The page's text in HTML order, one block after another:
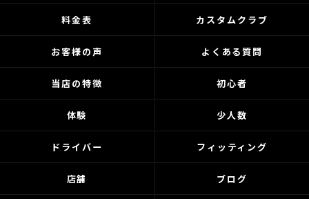
料金表 カスタムクラブ
お客様の声 よくある質問
当店の特徴 初心者
体験 少人数
ドライバー フィッティング
店舗 ブログ